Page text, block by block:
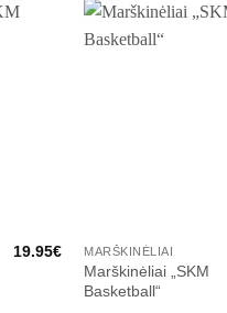
19.95€ MARŠKINĖLIAI
Marškinėliai „SKM
Basketball“